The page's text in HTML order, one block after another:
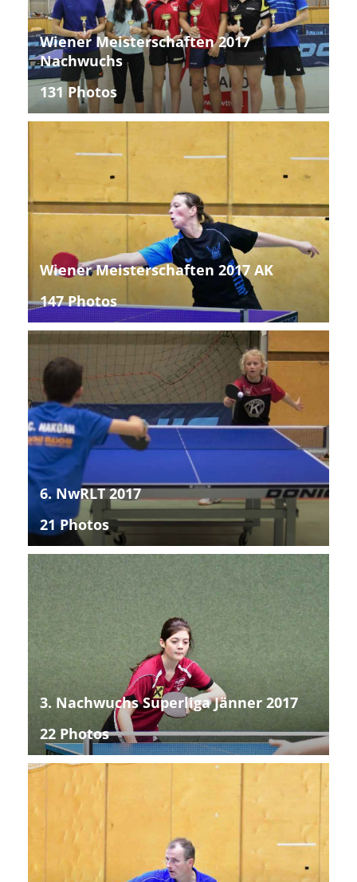
Wiener Meisterschaften 2017
Nachwuchs
131 Photos
Wiener Meisterschaften 2017 AK
147 Photos
6. NwRLT 2017
21 Photos
3. Nachwuchs Superliga Jänner 2017
22 Photos